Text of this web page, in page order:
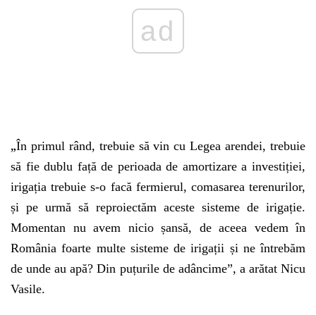
„În primul rând, trebuie să vin cu Legea arendei, trebuie
să fie dublu față de perioada de amortizare a investiției,
irigația trebuie s-o facă fermierul, comasarea terenurilor,
și pe urmă să reproiectăm aceste sisteme de irigație.
Momentan nu avem nicio șansă, de aceea vedem în
România foarte multe sisteme de irigații și ne întrebăm
de unde au apă? Din puțurile de adâncime”, a arătat Nicu
Vasile.